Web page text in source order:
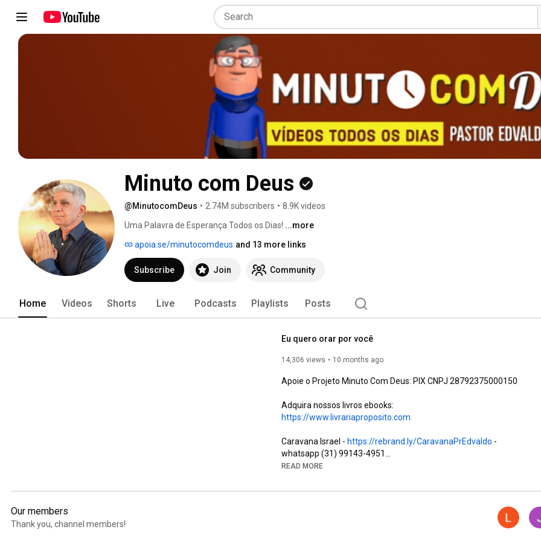
Minuto com Deus
@MinutocomDeus • 2.74M subscribers • 8.9K videos
Uma Palavra de Esperança Todos os Dias! ...more
apoia.se/minutocomdeus and 13 more links
Subscribe Join Community
Home Videos Shorts Live Podcasts Playlists Posts
Eu quero orar por você
14,306 views 10 months ago
Apoie o Projeto Minuto Com Deus: PIX CNPJ 28792375000150
https://www.livrariaproposito.com
https://rebrand.ly/CaravanaPrEdvaldo -
whatsapp (31) 99143-4951
https://www.youtube.com/MinutocomDeus...
READ MORE
Our members
Thank you, channel members!